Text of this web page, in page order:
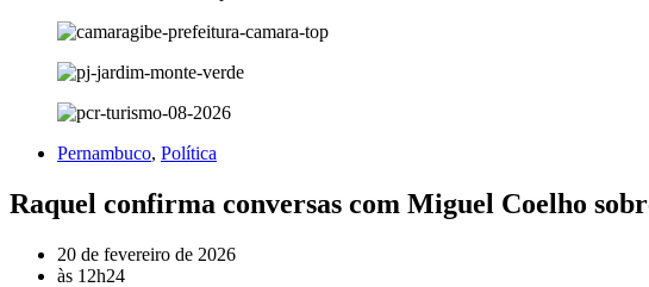
Pernambuco, Política
Raquel confirma conversas com Miguel Coelho
20 de fevereiro de 2026
às 12h24